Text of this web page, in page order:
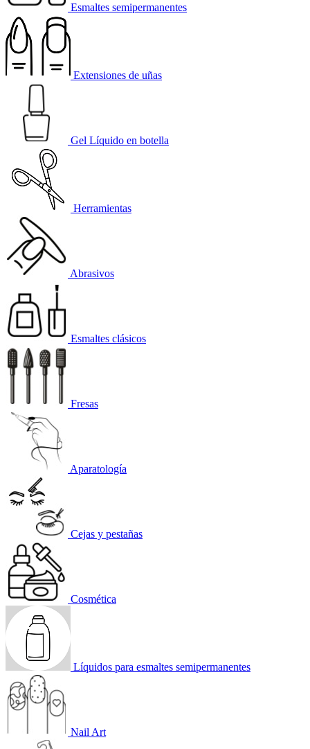
Esmaltes semipermanentes
Extensiones de uñas
Gel Líquido en botella
Herramientas
Abrasivos
Esmaltes clásicos
Fresas
Aparatología
Cejas y pestañas
Cosmética
Líquidos para esmaltes semipermanentes
Nail Art